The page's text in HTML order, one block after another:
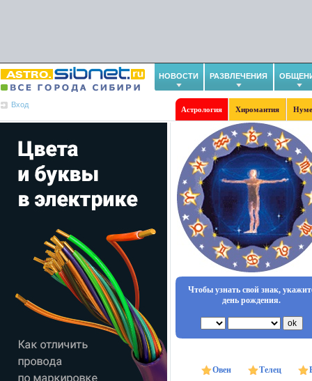
НОВОСТИ РАЗВЛЕЧЕНИЯ
Вход
Астрология Хиромантия
Чтобы узнать свой знак,
день рождения.
Овен Телец